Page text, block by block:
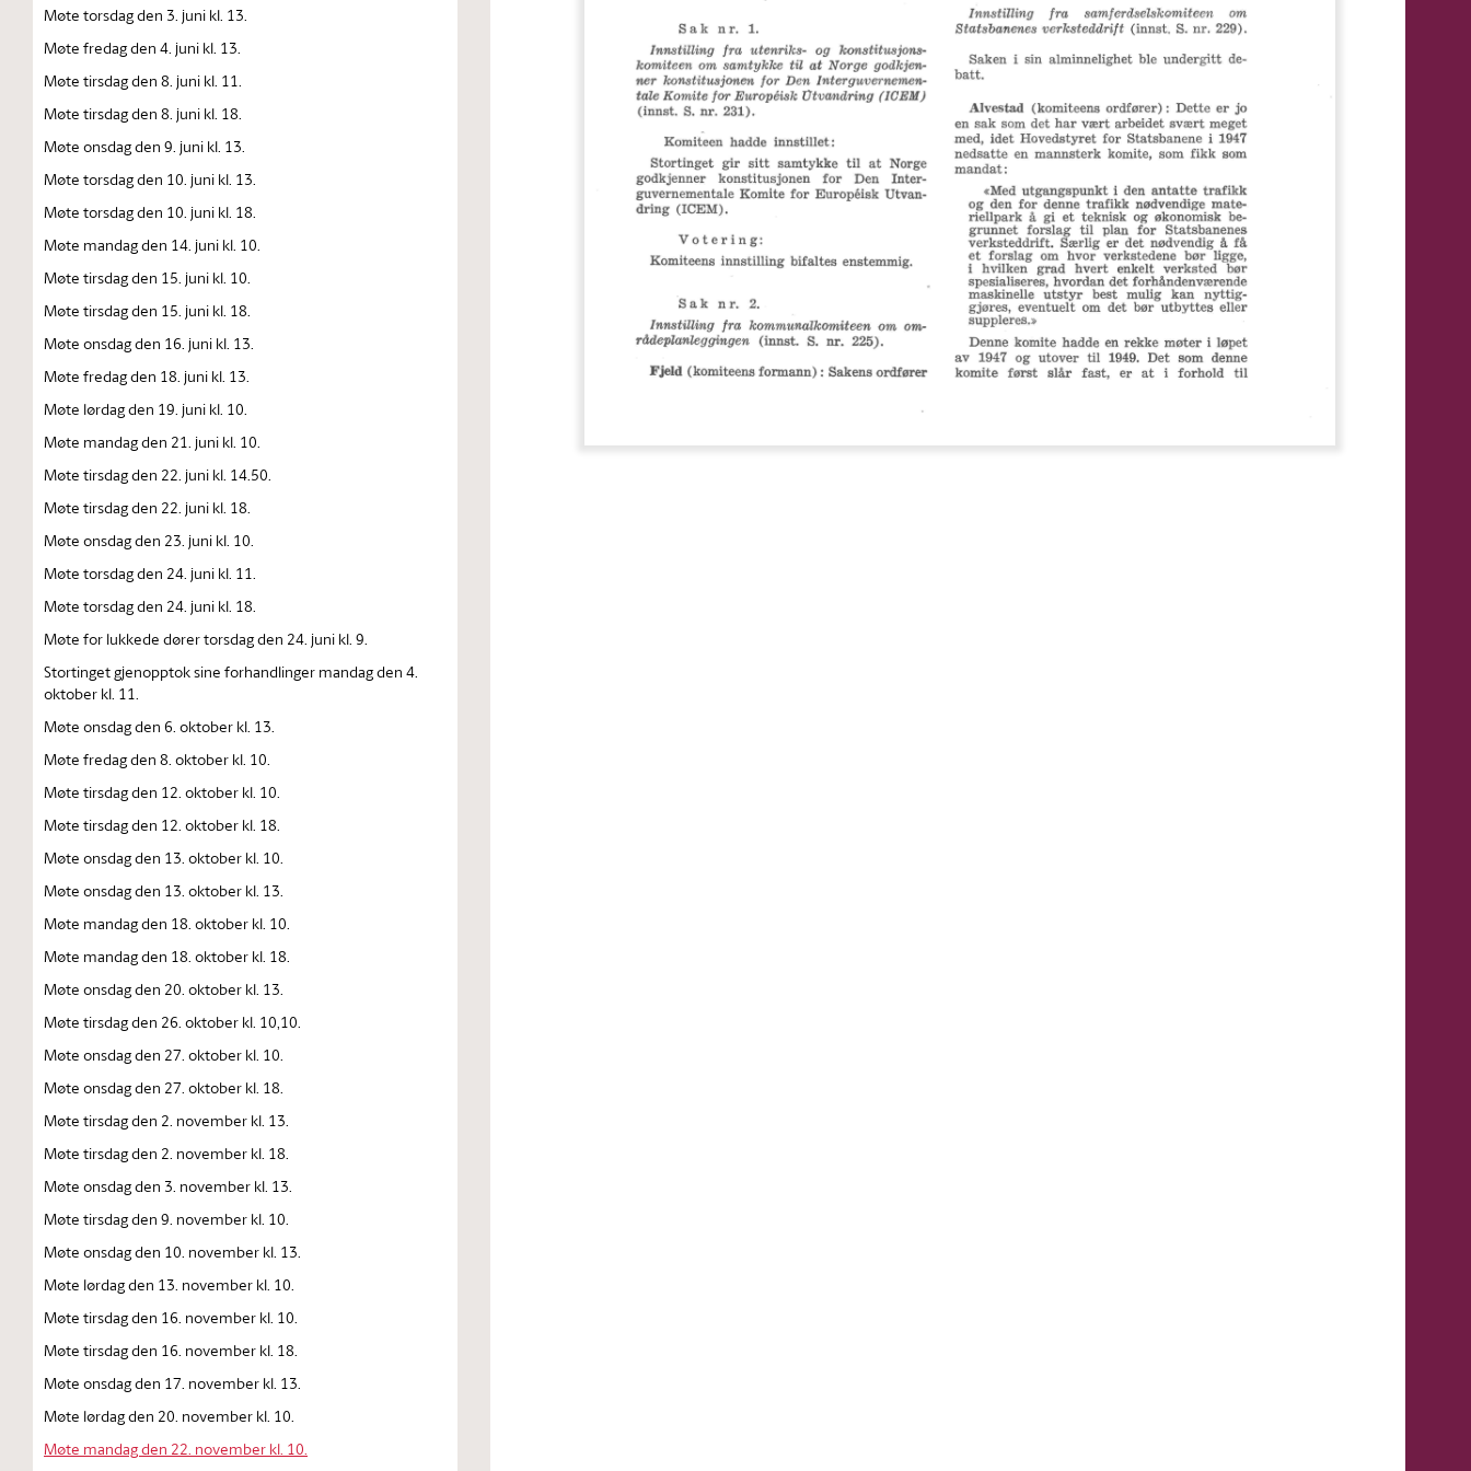
Møte torsdag den 3. juni kl. 13.
Møte fredag den 4. juni kl. 13.
Møte tirsdag den 8. juni kl. 11.
Møte tirsdag den 8. juni kl. 18.
Møte onsdag den 9. juni kl. 13.
Møte torsdag den 10. juni kl. 13.
Møte torsdag den 10. juni kl. 18.
Møte mandag den 14. juni kl. 10.
Møte tirsdag den 15. juni kl. 10.
Møte tirsdag den 15. juni kl. 18.
Møte onsdag den 16. juni kl. 13.
Møte fredag den 18. juni kl. 13.
Møte lørdag den 19. juni kl. 10.
Møte mandag den 21. juni kl. 10.
Møte tirsdag den 22. juni kl. 14.50.
Møte tirsdag den 22. juni kl. 18.
Møte onsdag den 23. juni kl. 10.
Møte torsdag den 24. juni kl. 11.
Møte torsdag den 24. juni kl. 18.
Møte for lukkede dører torsdag den 24. juni kl. 9.
Stortinget gjenopptok sine forhandlinger mandag den 4.
oktober kl. 11.
Møte onsdag den 6. oktober kl. 13.
Møte fredag den 8. oktober kl. 10.
Møte tirsdag den 12. oktober kl. 10.
Møte tirsdag den 12. oktober kl. 18.
Møte onsdag den 13. oktober kl. 10.
Møte onsdag den 13. oktober kl. 13.
Møte mandag den 18. oktober kl. 10.
Møte mandag den 18. oktober kl. 18.
Møte onsdag den 20. oktober kl. 13.
Møte tirsdag den 26. oktober kl. 10,10.
Møte onsdag den 27. oktober kl. 10.
Møte onsdag den 27. oktober kl. 18.
Møte tirsdag den 2. november kl. 13.
Møte tirsdag den 2. november kl. 18.
Møte onsdag den 3. november kl. 13.
Møte tirsdag den 9. november kl. 10.
Møte onsdag den 10. november kl. 13.
Møte lørdag den 13. november kl. 10.
Møte tirsdag den 16. november kl. 10.
Møte tirsdag den 16. november kl. 18.
Møte onsdag den 17. november kl. 13.
Møte lørdag den 20. november kl. 10.
Møte mandag den 22. november kl. 10.